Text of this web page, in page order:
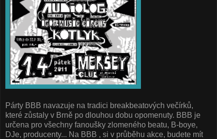
Párty BBB navazuje na tradici breakbeatových večírků,
které zůstaly v Brně po dlouhou dobu opomenuty. BBB je
určena pro všechny fanoušky zlomeného beatu, B-boye,
DJe, producenty... Na BBB , si v průběhu akce, budete mít